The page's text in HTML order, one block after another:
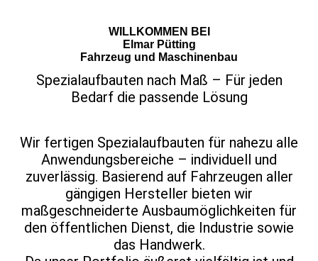
WILLKOMMEN BEI
Elmar Pütting
Fahrzeug und Maschinenbau
Spezialaufbauten nach Maß – Für jeden
Bedarf die passende Lösung
Wir fertigen Spezialaufbauten für nahezu alle
Anwendungsbereiche – individuell und
zuverlässig. Basierend auf Fahrzeugen aller
gängigen Hersteller bieten wir
maßgeschneiderte Ausbaumöglichkeiten für
den öffentlichen Dienst, die Industrie sowie
das Handwerk.